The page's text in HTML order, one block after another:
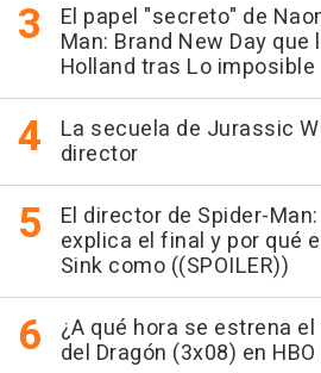
El papel "secreto" de
Man: Brand New Day que
Holland tras Lo imposible
La secuela de Jurassic
director
El director de Spider-
explica el final y por qué
Sink como ((SPOILER))
¿A qué hora se estrena
del Dragón (3x08) en